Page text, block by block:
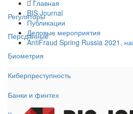
Регуляторы
Персданные
Биометрия
Киберпреступность
Банки и финтех
Главная
BIS Journal
Публикации
Деловые мероприятия
AntiFraud Spring Russia 2021,